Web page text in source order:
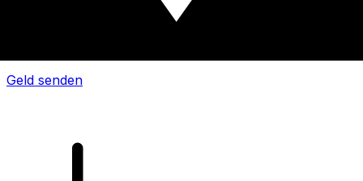
Geld schnell, sicher und einfach online versenden. Live-
Geld senden